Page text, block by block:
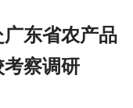
东省农产品
察调研